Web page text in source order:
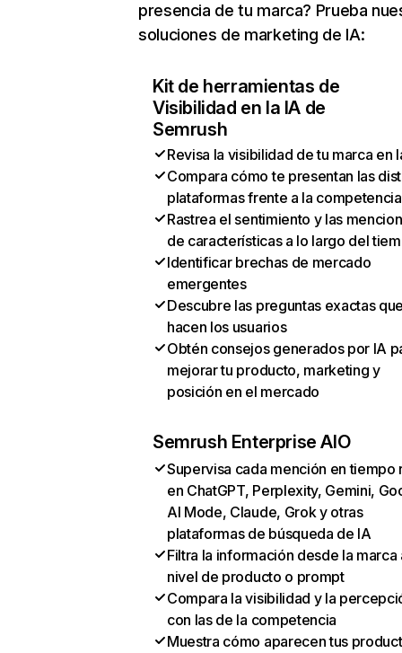
presencia de tu marca? Prueba
soluciones de marketing de IA:
Kit de herramientas de
Visibilidad en la IA de
Semrush
Revisa la visibilidad de tu marca en
Compara cómo te presentan las
plataformas frente a la competencia
Rastrea el sentimiento y las
de características a lo largo del
Identificar brechas de mercado
emergentes
Descubre las preguntas exactas
hacen los usuarios
Obtén consejos generados por IA
mejorar tu producto, marketing y
posición en el mercado
Semrush Enterprise AIO
Supervisa cada mención en tiempo
en ChatGPT, Perplexity, Gemini,
AI Mode, Claude, Grok y otras
plataformas de búsqueda de IA
Filtra la información desde la marca
nivel de producto o prompt
Compara la visibilidad y la
con las de la competencia
Muestra cómo aparecen tus